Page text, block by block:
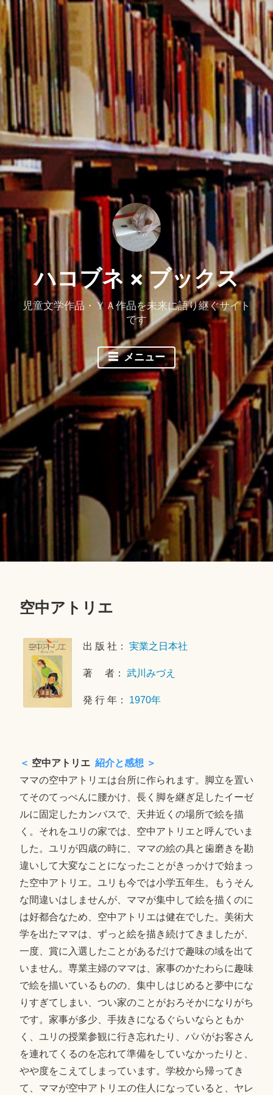
コ
ン
テ
ン
ツ
へ
ス
キ
ッ
プ
ハコブネ × ブックス
児童文学作品・ＹＡ作品を未来に語り継ぐサイト
です
メニュー
空中アトリエ
出 版 社：実業之日本社
著 者：武川みづえ
発 行 年： 1970年
＜ 空中アトリエ紹介と感想 ＞
ママの空中アトリエは台所に作られます。脚立を置い
てそのてっぺんに腰かけ、長く脚を継ぎ足したイーゼ
ルに固定したカンバスで、天井近くの場所で絵を描
く。それをユリの家では、空中アトリエと呼んでいま
した。ユリが四歳の時に、ママの絵の具と歯磨きを勘
違いして大変なことになったことがきっかけで始まっ
た空中アトリエ。ユリも今では小学五年生。もうそん
な間違いはしませんが、ママが集中して絵を描くのに
は好都合なため、空中アトリエは健在でした。美術大
学を出たママは、ずっと絵を描き続けてきましたが、
一度、賞に入選したことがあるだけで趣味の域を出て
いません。専業主婦のママは、家事のかたわらに趣味
で絵を描いているものの、集中しはじめると夢中にな
りすぎてしまい、つい家のことがおろそかになりがち
です。家事が多少、手抜きになるぐらいならともか
く、ユリの授業参観に行き忘れたり、パパがお客さん
を連れてくるのを忘れて準備をしていなかったりと、
やや度をこえてしまっています。学校から帰ってき
て、ママが空中アトリエの住人になっていると、ヤレ
1